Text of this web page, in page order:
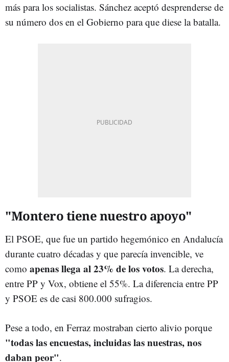
más para los socialistas. Sánchez aceptó desprenderse de
su número dos en el Gobierno para que diese la batalla.
"Montero tiene nuestro apoyo"
El PSOE, que fue un partido hegemónico en Andalucía
durante cuatro décadas y que parecía invencible, ve
como apenas llega al 23% de los votos. La derecha,
entre PP y Vox, obtiene el 55%. La diferencia entre PP
y PSOE es de casi 800.000 sufragios.
Pese a todo, en Ferraz mostraban cierto alivio porque
"todas las encuestas, incluidas las nuestras, nos
daban peor".